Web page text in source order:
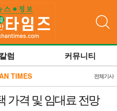
칼럼 커뮤니티
TIMES 전체기사
가격 및 임대료 전망